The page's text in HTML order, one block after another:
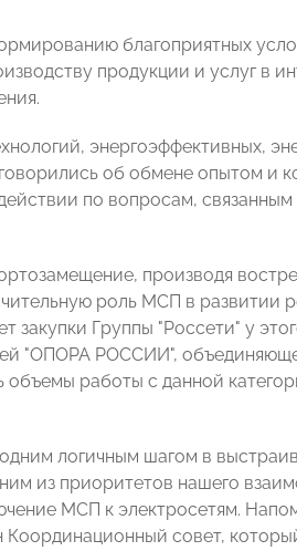
благоприятных
продукции и услуг в
энергоэффективных,
об обмене опытом и
по вопросам,
производя
роль МСП в развитии
закупки Группы "Россети" у
"ОПОРА РОССИИ",
объемы работы с данной
логичным шагом в
из приоритетов нашего
МСП к электросетям.
Координационный совет,